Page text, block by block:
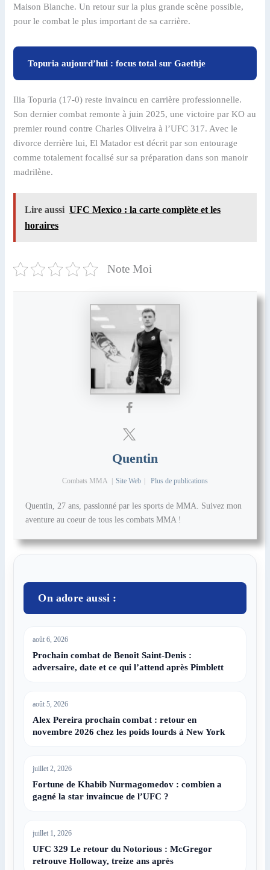
Maison Blanche. Un retour sur la plus grande scène possible,
pour le combat le plus important de sa carrière.
Topuria aujourd’hui : focus total sur Gaethje
Ilia Topuria (17-0) reste invaincu en carrière professionnelle.
Son dernier combat remonte à juin 2025, une victoire par KO au
premier round contre Charles Oliveira à l’UFC 317. Avec le
divorce derrière lui, El Matador est décrit par son entourage
comme totalement focalisé sur sa préparation dans son manoir
madrilène.
Lire aussi UFC Mexico : la carte complète et les
horaires
Note Moi
Quentin
Combats MMA Site Web Plus de publications
Quentin, 27 ans, passionné par les sports de MMA. Suivez mon
aventure au coeur de tous les combats MMA !
On adore aussi :
août 6, 2026
Prochain combat de Benoît Saint-Denis :
adversaire, date et ce qui l’attend après Pimblett
août 5, 2026
Alex Pereira prochain combat : retour en
novembre 2026 chez les poids lourds à New York
juillet 2, 2026
Fortune de Khabib Nurmagomedov : combien a
gagné la star invaincue de l’UFC ?
juillet 1, 2026
UFC 329 Le retour du Notorious : McGregor
retrouve Holloway, treize ans après